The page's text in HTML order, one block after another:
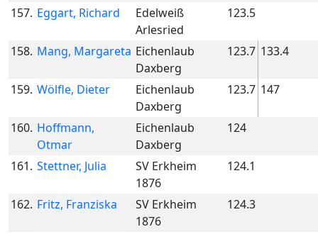
157. Eggart, Richard
Edelweiß
Arlesried
123.5
158. Mang, Margareta Eichenlaub
Daxberg
123.7 133.4
159. Wölfle, Dieter
Eichenlaub
Daxberg
123.7 147
160. Hoffmann,
Otmar
Eichenlaub
Daxberg
124
161. Stettner, Julia
SV Erkheim
1876
124.1
162. Fritz, Franziska
SV Erkheim
1876
124.3